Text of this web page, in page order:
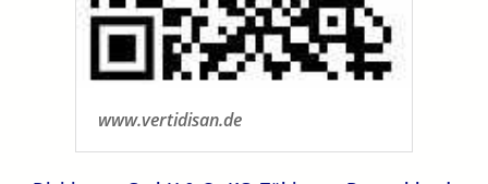
www.vertidisan.de